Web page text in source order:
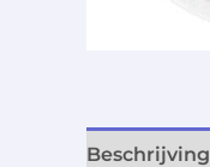
Beschrijving